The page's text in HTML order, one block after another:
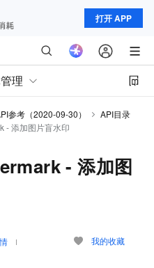
打开 APP
理
参考（2020-09-30）
API目录
- 添加图片盲水印
- 添加图
我的收藏